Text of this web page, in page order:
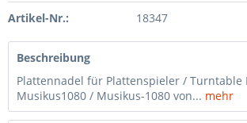
Artikel-Nr.: 18347
Beschreibung
Plattennadel für Plattenspieler / Turntable
Musikus1080 / Musikus-1080 von... mehr